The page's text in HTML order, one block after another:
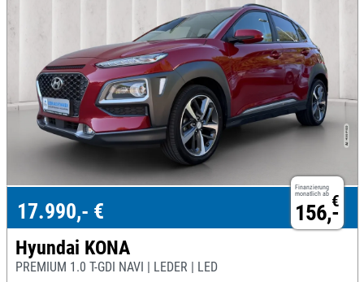
Finanzierung
monatlich ab €
156,-
17.990,- €
Hyundai KONA
PREMIUM 1.0 T-GDI NAVI | LEDER | LED